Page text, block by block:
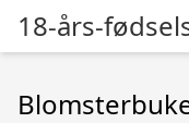
18-års-